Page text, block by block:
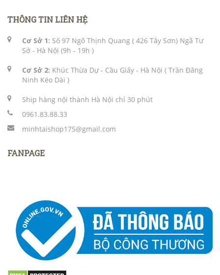
THÔNG TIN LIÊN HỆ
Cơ Sở 1: Số 97 Ngõ Thịnh Quang ( 426 Tây Sơn) Ngã Tư
Sở - Hà Nội (9h - 19h )
Cơ Sở 2: Khúc Thừa Dự - Cầu Giấy - Hà Nội ( Trần Đăng
Ninh Kéo Dài )
Ship hàng nội thành Hà Nội chỉ 30 phút
0961.83.88.33
minhtaishop175@gmail.com
FANPAGE